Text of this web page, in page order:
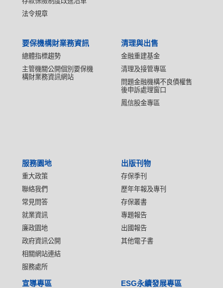
法令規章
要保機構財業務資訊
總體指標趨勢
主管機關公開個別要保機
構財業務資訊網站
清理與出售
金融重建基金
清理及接管專區
問題金融機構不良債權售
後申訴處理窗口
鳳信股金專區
服務園地
重大政策
聯絡我們
常見問答
就業資訊
廉政園地
政府資訊公開
相關網站連結
服務處所
出版刊物
存保季刊
歷年年報及專刊
存保叢書
專題報告
出國報告
其他電子書
宣導專區 ESG永續發展專區